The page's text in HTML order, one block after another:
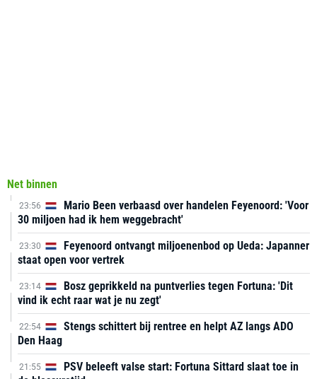
Net binnen
23:56
Mario Been verbaasd over handelen Feyenoord: 'Voor
30 miljoen had ik hem weggebracht'
23:30
Feyenoord ontvangt miljoenenbod op Ueda: Japanner
staat open voor vertrek
23:14
Bosz geprikkeld na puntverlies tegen Fortuna: 'Dit
vind ik echt raar wat je nu zegt'
22:54
Stengs schittert bij rentree en helpt AZ langs ADO
Den Haag
21:55
PSV beleeft valse start: Fortuna Sittard slaat toe in